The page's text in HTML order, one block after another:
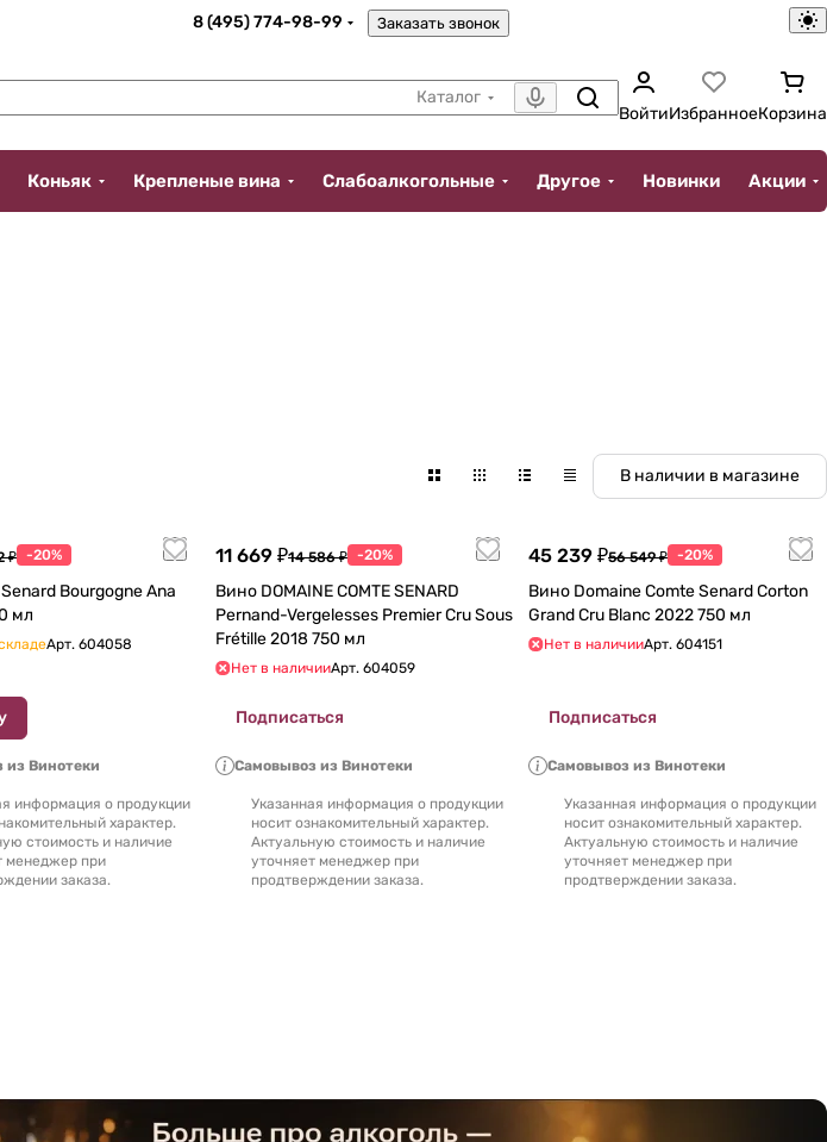
8 (495) 774-98-99 Заказать звонок
Каталог
ВойтиИзбранноеКорзина
Коньяк Крепленые вина Слабоалкогольные Другое Новинки Акции
В наличии в магазине
₽ -20%
Bourgogne Ana
мл
Арт. 604058
из Винотеки
информация о продукции
характер.
стоимость и наличие
менеджер при
заказа.
11 669 ₽14 586 ₽ -20%
Вино DOMAINE COMTE SENARD
Pernand-Vergelesses Premier Cru Sous
Frétille 2018 750 мл
Нет в наличииАрт. 604059
Подписаться
Самовывоз из Винотеки
Указанная информация о продукции
носит ознакомительный характер.
Актуальную стоимость и наличие
уточняет менеджер при
продтверждении заказа.
45 239 ₽56 549 ₽ -20%
Вино Domaine Comte Senard Corton
Grand Cru Blanc 2022 750 мл
Нет в наличииАрт. 604151
Подписаться
Самовывоз из Винотеки
Указанная информация о продукции
носит ознакомительный характер.
Актуальную стоимость и наличие
уточняет менеджер при
продтверждении заказа.